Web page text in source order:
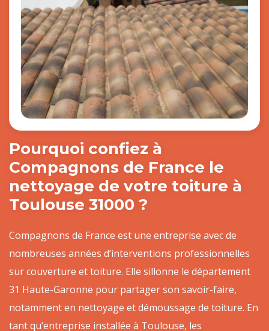
Pourquoi confiez à
Compagnons de France le
nettoyage de votre toiture à
Toulouse 31000 ?
Compagnons de France est une entreprise avec de
nombreuses années d’interventions professionnelles
sur couverture et toiture. Elle sillonne le département
31 Haute-Garonne pour partager son savoir-faire,
notamment en nettoyage et démoussage de toiture. En
tant qu’entreprise installée à Toulouse, les